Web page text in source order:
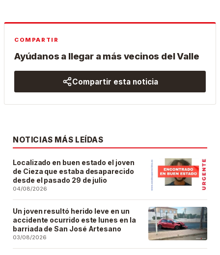
COMPARTIR
Ayúdanos a llegar a más vecinos del Valle
Compartir esta noticia
NOTICIAS MÁS LEÍDAS
Localizado en buen estado el joven
de Cieza que estaba desaparecido
desde el pasado 29 de julio
04/08/2026
Un joven resultó herido leve en un
accidente ocurrido este lunes en la
barriada de San José Artesano
03/08/2026